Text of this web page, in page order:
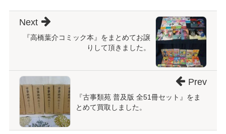
『高橋葉介コミック本』をまとめてお譲
りして頂きました。
Next
『古事類苑 普及版 全51冊セット』をま
とめて買取しました。
Prev